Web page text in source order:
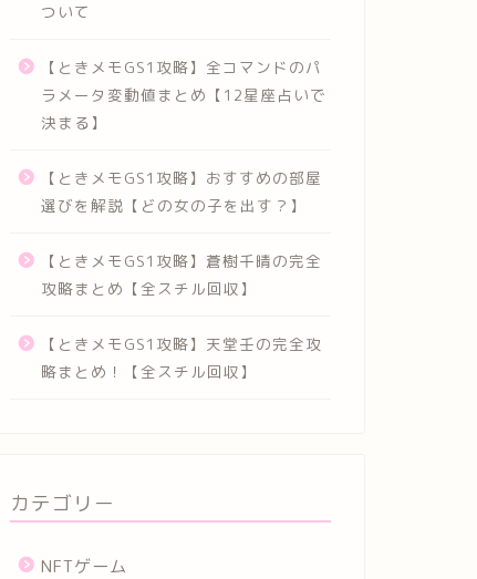
ついて
【ときメモGS1攻略】全コマンドのパ
ラメータ変動値まとめ【12星座占いで
決まる】
【ときメモGS1攻略】おすすめの部屋
選びを解説【どの女の子を出す？】
【ときメモGS1攻略】蒼樹千晴の完全
攻略まとめ【全スチル回収】
【ときメモGS1攻略】天堂壬の完全攻
略まとめ！【全スチル回収】
カテゴリー
NFTゲーム